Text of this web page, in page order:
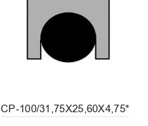
CP-100/31,75X25,60X4,75*